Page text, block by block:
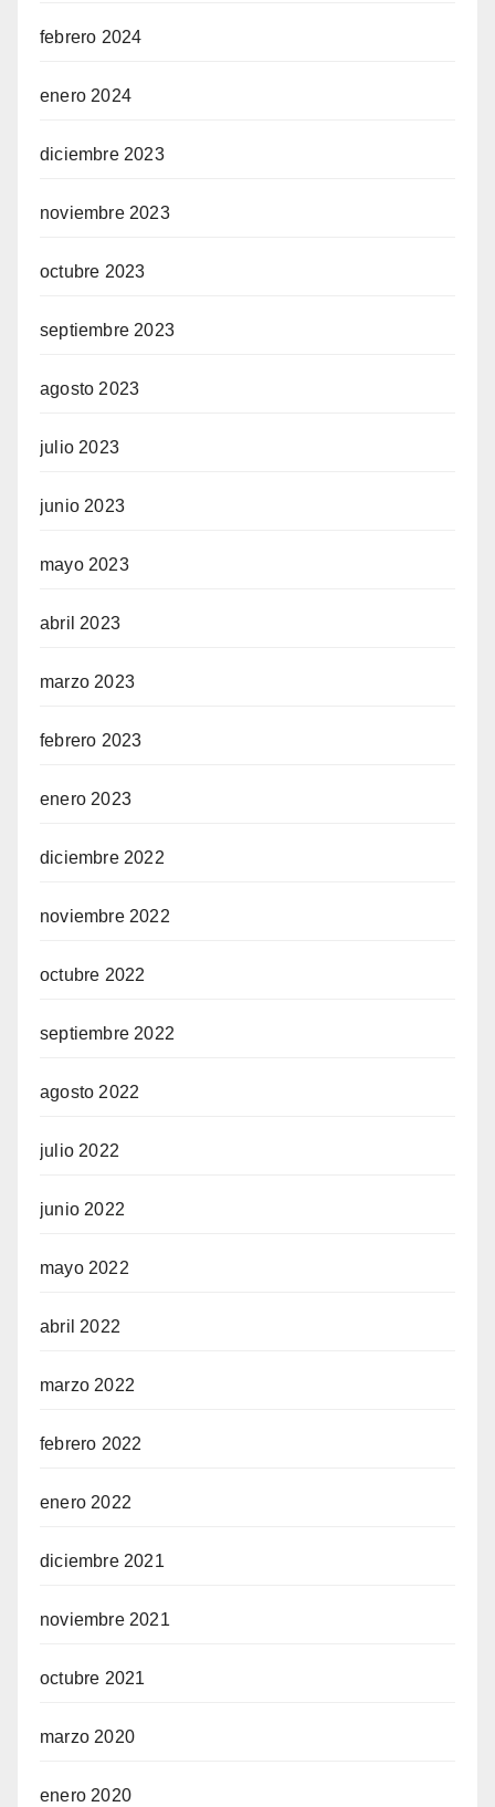
febrero 2024
enero 2024
diciembre 2023
noviembre 2023
octubre 2023
septiembre 2023
agosto 2023
julio 2023
junio 2023
mayo 2023
abril 2023
marzo 2023
febrero 2023
enero 2023
diciembre 2022
noviembre 2022
octubre 2022
septiembre 2022
agosto 2022
julio 2022
junio 2022
mayo 2022
abril 2022
marzo 2022
febrero 2022
enero 2022
diciembre 2021
noviembre 2021
octubre 2021
marzo 2020
enero 2020